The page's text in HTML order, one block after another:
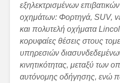
εξηλεκτρισμένων
οχημάτων: Φορτηγά, SUV,
και πολυτελή οχήματα
κορυφαίες θέσεις στους
υπηρεσιών
κινητικότητας, μεταξύ των
αυτόνομης οδήγησης, ενώ